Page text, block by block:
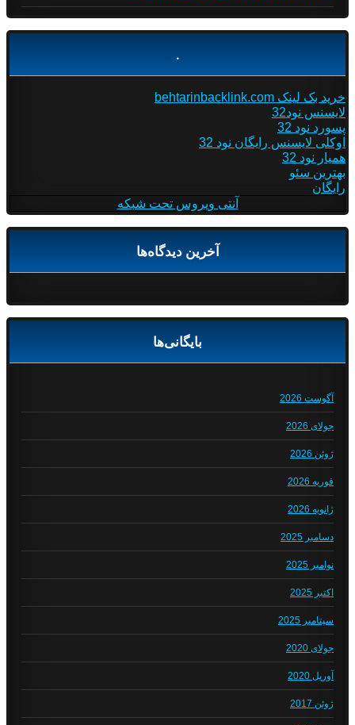
.
خرید بک لینک behtarinbacklink.com
لایسنس نود32
پسورد نود 32
اوکلی لایسنس رایگان نود 32
همیار نود 32
بهترین سئو
رایگان
آنتی ویروس تحت شبکه
آخرین دیدگاه‌ها
بایگانی‌ها
آگوست 2026
جولای 2026
ژوئن 2026
فوریه 2026
ژانویه 2026
دسامبر 2025
نوامبر 2025
اکتبر 2025
سپتامبر 2025
جولای 2020
آوریل 2020
ژوئن 2017